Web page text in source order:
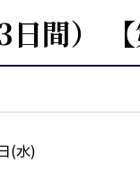
間） 【
(水)